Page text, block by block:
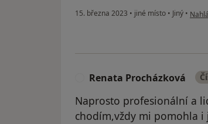
15. března 2023 • jiné místo • Jiný •
Renata Procházková
Naprosto profesionální a
chodím,vždy mi pomohla